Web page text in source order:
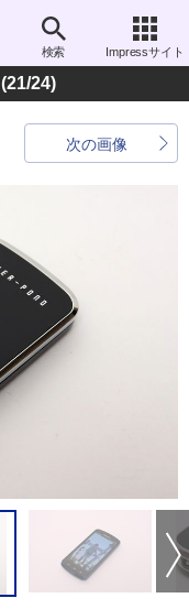
検索 Impressサイト
(21/24)
次の画像